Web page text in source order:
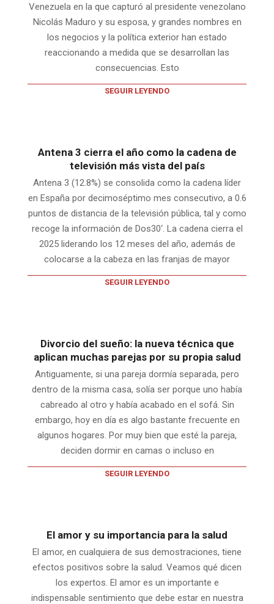
Venezuela en la que capturó al presidente venezolano
Nicolás Maduro y su esposa, y grandes nombres en
los negocios y la política exterior han estado
reaccionando a medida que se desarrollan las
consecuencias. Esto
SEGUIR LEYENDO
Antena 3 cierra el año como la cadena de
televisión más vista del país
Antena 3 (12.8%) se consolida como la cadena líder
en España por decimoséptimo mes consecutivo, a 0.6
puntos de distancia de la televisión pública, tal y como
recoge la información de Dos30‘. La cadena cierra el
2025 liderando los 12 meses del año, además de
colocarse a la cabeza en las franjas de mayor
SEGUIR LEYENDO
Divorcio del sueño: la nueva técnica que
aplican muchas parejas por su propia salud
Antiguamente, si una pareja dormía separada, pero
dentro de la misma casa, solía ser porque uno había
cabreado al otro y había acabado en el sofá. Sin
embargo, hoy en día es algo bastante frecuente en
algunos hogares. Por muy bien que esté la pareja,
deciden dormir en camas o incluso en
SEGUIR LEYENDO
El amor y su importancia para la salud
El amor, en cualquiera de sus demostraciones, tiene
efectos positivos sobre la salud. Veamos qué dicen
los expertos. El amor es un importante e
indispensable sentimiento que debe estar en nuestra